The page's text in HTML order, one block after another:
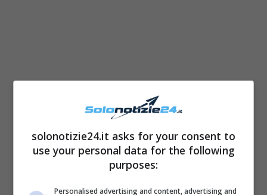
solonotizie24.it asks for your consent to
use your personal data for the following
purposes:
Personalised advertising and content, advertising and